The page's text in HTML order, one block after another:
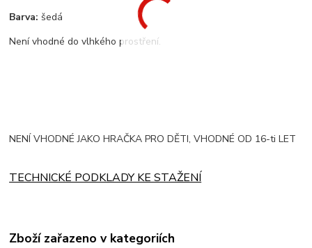
Barva: šedá
Není vhodné do vlhkého prostření.
NENÍ VHODNÉ JAKO HRAČKA PRO DĚTI, VHODNÉ OD 16-ti LET
TECHNICKÉ PODKLADY KE STAŽENÍ
Zboží zařazeno v kategoriích